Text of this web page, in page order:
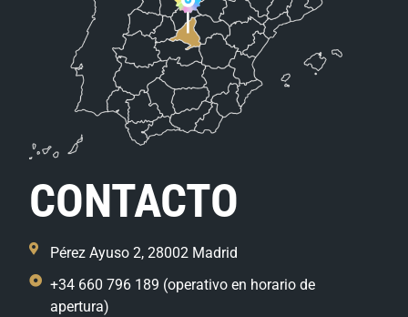
CONTACTO
Pérez Ayuso 2, 28002 Madrid
+34 660 796 189 (operativo en horario de
apertura)